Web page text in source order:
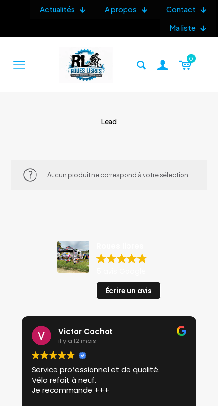
Actualités A propos
Contact
Ma liste
0
Lead
Aucun produit ne correspond à votre sélection.
Écrire un avis
Victor Cachot
il y a 12 mois
Service professionnel et de qualité.
Vélo refait à neuf.
Je recommande +++